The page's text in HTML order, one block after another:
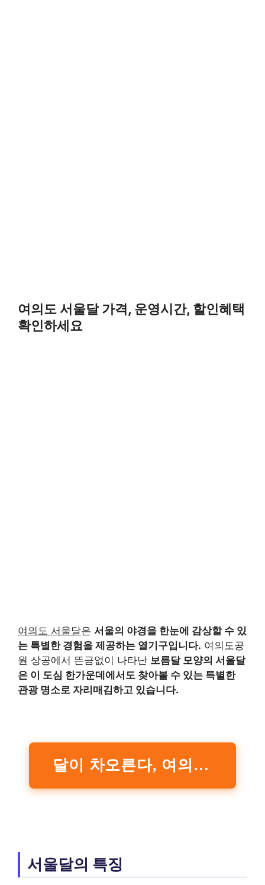
여의도 서울달 가격, 운영시간, 할인혜택
확인하세요
여의도 서울달은 서울의 야경을 한눈에 감상할 수 있
는 특별한 경험을 제공하는 열기구입니다. 여의도공
원 상공에서 뜬금없이 나타난 보름달 모양의 서울달
은 이 도심 한가운데에서도 찾아볼 수 있는 특별한
관광 명소로 자리매김하고 있습니다.
달이 차오른다, 여의도 가자! ‘서울달
서울달의 특징